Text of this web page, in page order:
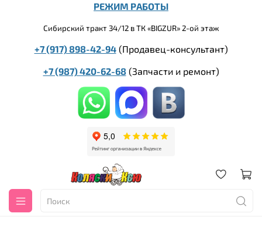
РЕЖИМ РАБОТЫ
Сибирский тракт 34/12 в ТК «BIGZUR» 2-ой этаж
+7 (917) 898-42-94(Продавец-консультант)
+7 (987) 420-62-68 (Запчасти и ремонт)